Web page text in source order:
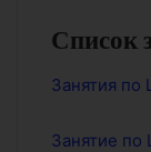
Список
Занятия по
Занятие